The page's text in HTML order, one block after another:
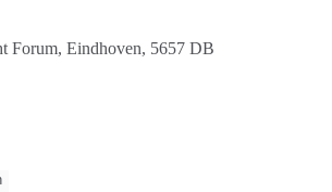
Eindhoven, 5657 DB